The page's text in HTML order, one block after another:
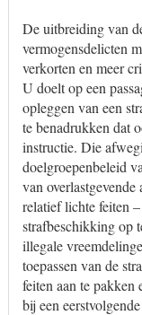
De uitbreiding van
vermogensdelicten
verkorten en meer
U doelt op een
opleggen van een
te benadrukken dat
instructie. Die
doelgroepenbeleid
van
relatief lichte feiten
strafbeschikking op
illegale
toepassen van de
feiten aan te
bij een